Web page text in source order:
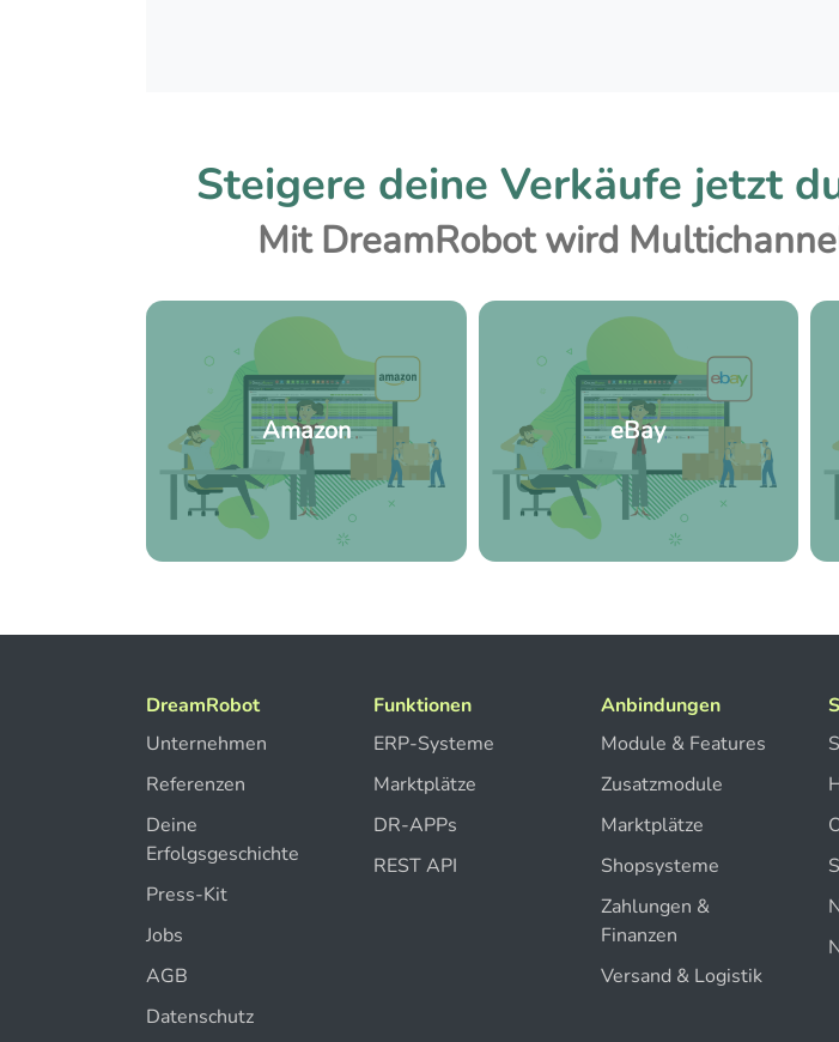
Steigere deine Verkäufe jetzt
Mit DreamRobot wird
Amazon eBay
DreamRobot
Unternehmen
Referenzen
Deine
Erfolgsgeschichte
Press-Kit
Jobs
AGB
Datenschutz
Funktionen
ERP-Systeme
Marktplätze
DR-APPs
REST API
Anbindungen
Module & Features
Zusatzmodule
Marktplätze
Shopsysteme
Zahlungen &
Finanzen
Versand & Logistik